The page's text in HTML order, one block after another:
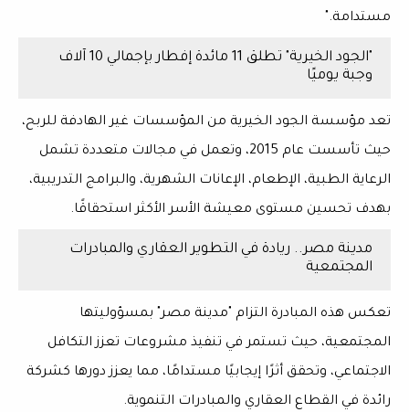
مستدامة."
"الجود الخيرية" تطلق 11 مائدة إفطار بإجمالي 10 آلاف
وجبة يوميًا
تعد مؤسسة الجود الخيرية من المؤسسات غير الهادفة للربح،
حيث تأسست عام 2015، وتعمل في مجالات متعددة تشمل
الرعاية الطبية، الإطعام، الإعانات الشهرية، والبرامج التدريبية،
بهدف تحسين مستوى معيشة الأسر الأكثر استحقاقًا.
مدينة مصر.. ريادة في التطوير العقاري والمبادرات
المجتمعية
تعكس هذه المبادرة التزام "مدينة مصر" بمسؤوليتها
المجتمعية، حيث تستمر في تنفيذ مشروعات تعزز التكافل
الاجتماعي، وتحقق أثرًا إيجابيًا مستدامًا، مما يعزز دورها كشركة
رائدة في القطاع العقاري والمبادرات التنموية.